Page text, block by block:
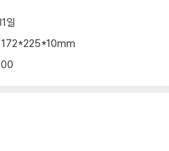
일
172*225*10mm